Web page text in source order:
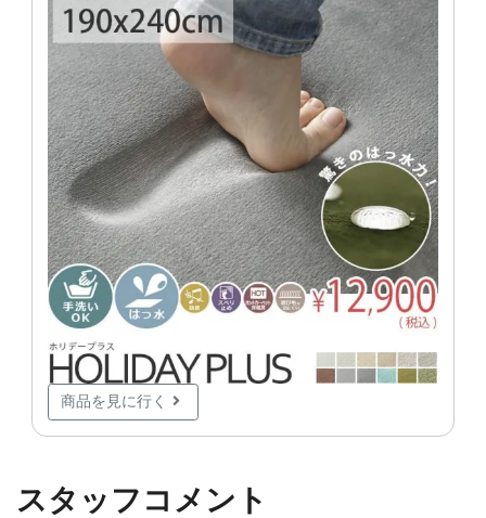
商品を見に行く
スタッフコメント